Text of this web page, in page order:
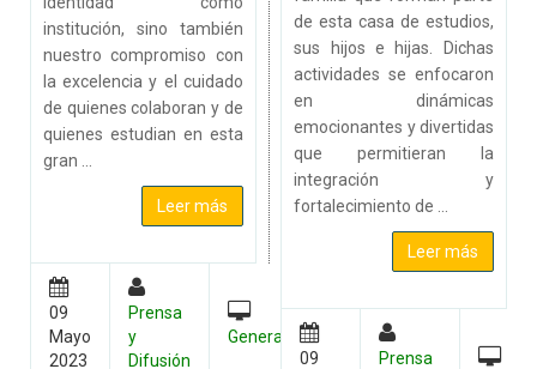
institución, sino también
nuestro compromiso con
la excelencia y el cuidado
de quienes colaboran y de
quienes estudian en esta
gran ...
Leer más
09
Mayo
2023
Prensa
y
Difusión
General
de esta casa de estudios,
sus hijos e hijas. Dichas
actividades se enfocaron
en dinámicas
emocionantes y divertidas
que permitieran la
integración y
fortalecimiento de ...
Leer más
09
Prensa